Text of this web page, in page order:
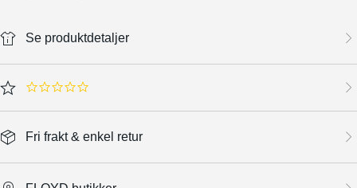
Se produktdetaljer
0.0 star rating
Fri frakt & enkel retur